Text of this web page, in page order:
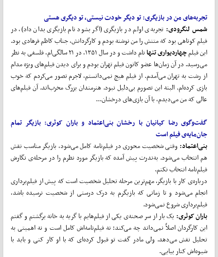
تجربههای من در بازیگری:تو دیگر خودت نیستی، تو دیگری هستی
شمس لنگرودی: تجربه‌ی اولم در بازیگری (اگر بشود نام بازیگری بدان داد)، در
فیلم کوتاهی بود که متنش را من نوشته بودم و کارگردانش، جناب کاظم فرهادی بود.
این فیلمچهاردیواری تنها
نام داشت و در سال ۱۳۵۱، در ۲۱ سالگی‌ام، فلسفی به نظر
می‌رسید. در آن زمان‌ها عضو کانون فیلم تهران بودم و برای دیدن فیلم‌های ویژه مدام
از رشت به تهران می‌آمدم. از فیلم هیچ نمی‌دانستم، لاجرم تصور می‌کردم که خوب
بازی کرده‌ام. البته این تصورم بی‌دلیل نبود. هنرمندان بزرگ مخرب‌اند. آن فیلم‌های
عالی که من می‌دیدم، با آن بازی‌های درخشان...
گفتوگوی رضا کیانیان با رخشان بنیاعتماد و باران کوثری: بازیگر تمام
جانمایه‌ی فیلم است
بنیاعتماد:وقتی شخصیت محوری در فیلم‌نامه کامل می‌شود، بازیگر مناسب نقش
هم انتخاب می‌شود. به‌ندرت پیش آمده که بازیگر مورد نظرم را در مرحله‌ی نگارش
فیلم‌نامه انتخاب نکنم.
درباره‌ی کار با بازیگر، مهم‌ترین مرحله تحلیل شخصیت است که پیش از فیلم‌برداری
انجام می‌شود و تا زمانی که بازیگرم به درک درستی از شخصیت نرسیده باشد،
فیلم‌برداری شروع نمی‌شود.
باران کوثری:یک بار از سر صحنه‌ی یکی از فیلم‌هایم با گریه به خانه برگشتم و گفتم
این کارگردان اصلاً نمی‌‌داند چه می‌کند؛ نه فیلم‌نامه‌اش کامل است و نه اهمیتی به
تحلیل نقش می‌دهد. ولی مادر گفت تو قبول کرده‌ای که با او کار کنی و باید با
شیوه‌اش کنار بیایی.